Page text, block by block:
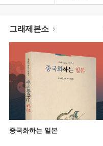
그래제본소
중국화하는 일본